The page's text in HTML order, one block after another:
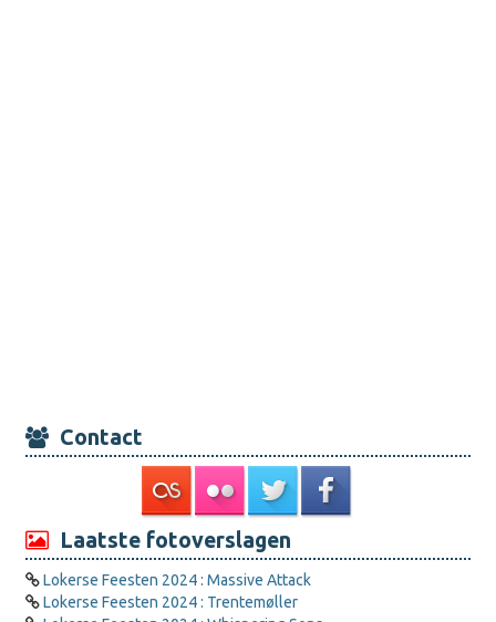
Contact
Laatste fotoverslagen
Lokerse Feesten 2024 : Massive Attack
Lokerse Feesten 2024 : Trentemøller